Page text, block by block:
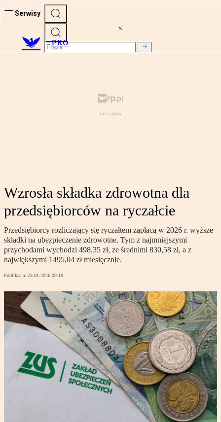
Serwisy
PRO
Wzrosła składka zdrowotna dla
przedsiębiorców na ryczałcie
Przedsiębiorcy rozliczający się ryczałtem zapłacą w 2026 r. wyższe
składki na ubezpieczenie zdrowotne. Tym z najmniejszymi
przychodami wychodzi 498,35 zł, ze średnimi 830,58 zł, a z
największymi 1495,04 zł miesięcznie.
Publikacja: 23.01.2026 09:18